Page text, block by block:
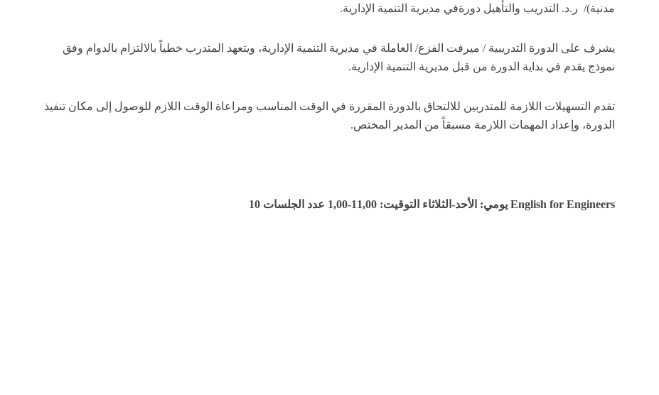
مدنية)/ ر.د. التدريب والتأهيل دورةفي مديرية التنمية الإدارية.
يشرف على الدورة التدريبية / ميرفت الفزع/ العاملة في مديرية التنمية الإدارية، ويتعهد المتدرب خطياً بالالتزام بالدوام وفق
نموذج يقدم في بداية الدورة من قبل مديرية التنمية الإدارية.
تقدم التسهيلات اللازمة للمتدربين للالتحاق بالدورة المقررة في الوقت المناسب ومراعاة الوقت اللازم للوصول إلى مكان تنفيذ
الدورة، وإعداد المهمات اللازمة مسبقاً من المدير المختص.
English for Engineers يومي: الأحد-الثلاثاء التوقيت: 11,00-1,00 عدد الجلسات 10